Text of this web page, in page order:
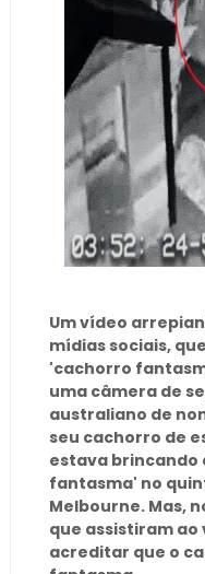
Um vídeo
mídias sociais,
'cachorro
uma câmera de
australiano de
seu cachorro de
estava brincando
fantasma' no
Melbourne. Mas,
que assistiram
acreditar que o